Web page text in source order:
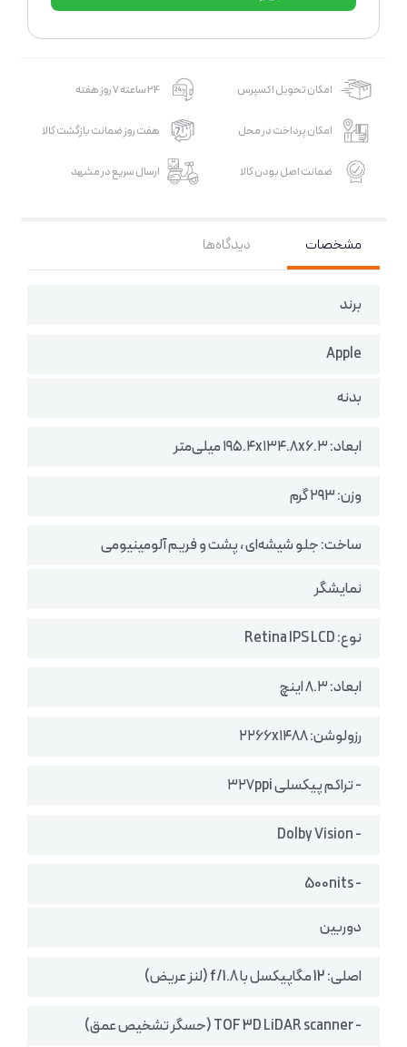
امکان تحویل اکسپرس 24 ساعته 7 روز هفته
امکان پرداخت در محل هفت روز ضمانت بازگشت کالا
ضمانت اصل بودن کالا ارسال سریع در مشهد
مشخصات دیدگاه‌ها
برند
Apple
بدنه
ابعاد: ۱۹۵.۴x۱۳۴.۸x۶.۳ میلی‌متر
وزن: ۲۹۳ گرم
ساخت: جلو شیشه‌ای ، پشت و فریم آلومینیومی
نمایشگر
نوع: Retina IPS LCD
ابعاد: ۸.۳ اینچ
رزولوشن: ۲۲۶۶x۱۴۸۸
- تراکم پیکسلی ۳۲۷ppi
- Dolby Vision
- 500nits
دوربین
اصلی: 12 مگاپیکسل با f/1.8 (لنز عریض)
- TOF 3D LiDAR scanner (حسگر تشخیص عمق)